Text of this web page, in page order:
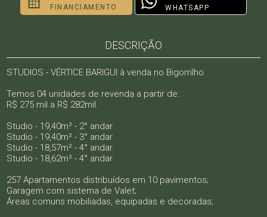
FINANCIAMENTO
WHATSAPP
DESCRIÇÃO
STUDIOS - VÉRTICE BARIGUI à venda no Bigorrilho.
Temos 04 unidades de revenda a partir de:
R$ 275 mil a R$ 282mil.
Studio - 19,40m² - 2° andar
Studio - 19,40m² - 3° andar
Studio - 18,57m² - 4° andar
Studio - 18,62m² - 4° andar
257 Apartamentos distribuídos em 10 pavimentos;
Garagem com sistema de Valet;
Áreas comuns mobiliadas, equipadas e decoradas;